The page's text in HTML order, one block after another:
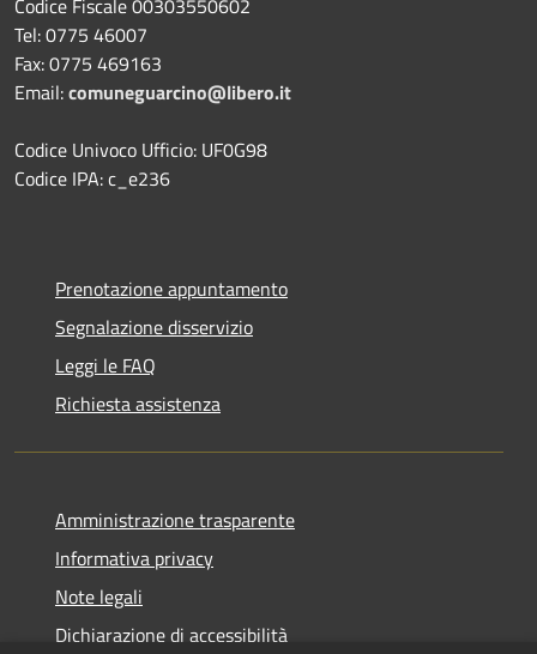
Codice Fiscale 00303550602
Tel: 0775 46007
Fax: 0775 469163
Email:comuneguarcino@libero.it
Codice Univoco Ufficio: UF0G98
Codice IPA: c_e236
Prenotazione appuntamento
Segnalazione disservizio
Leggi le FAQ
Richiesta assistenza
Amministrazione trasparente
Informativa privacy
Note legali
Dichiarazione di accessibilità